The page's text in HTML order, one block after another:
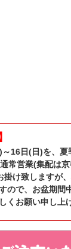
16日(日)を、夏
常営業(集配は
け致しますが
ので、お盆期間
くお願い申し上